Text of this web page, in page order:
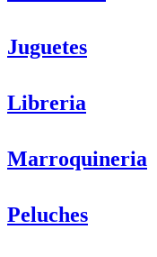
Juguetes
Libreria
Marroquineria
Peluches